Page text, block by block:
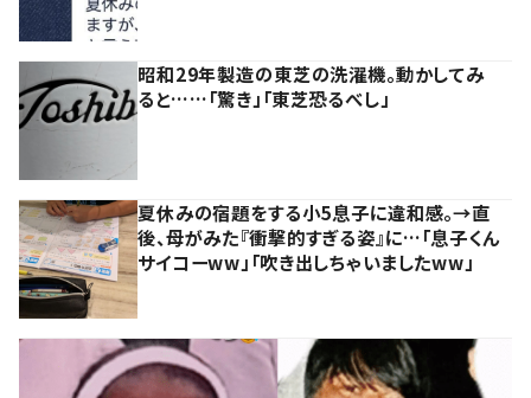
昭和29年製造の東芝の洗濯機。動かしてみ
ると……「驚き」「東芝恐るべし」
夏休みの宿題をする小5息子に違和感。→直
後、母がみた『衝撃的すぎる姿』に…「息子くん
サイコーww」「吹き出しちゃいましたww」